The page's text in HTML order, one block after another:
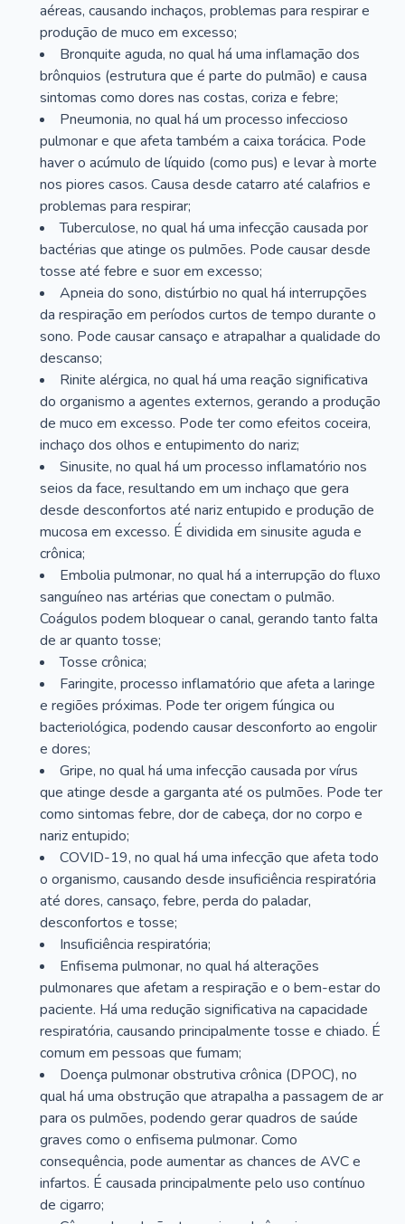
aéreas, causando inchaços, problemas para respirar e
produção de muco em excesso;
Bronquite aguda, no qual há uma inflamação dos
brônquios (estrutura que é parte do pulmão) e causa
sintomas como dores nas costas, coriza e febre;
Pneumonia, no qual há um processo infeccioso
pulmonar e que afeta também a caixa torácica. Pode
haver o acúmulo de líquido (como pus) e levar à morte
nos piores casos. Causa desde catarro até calafrios e
problemas para respirar;
Tuberculose, no qual há uma infecção causada por
bactérias que atinge os pulmões. Pode causar desde
tosse até febre e suor em excesso;
Apneia do sono, distúrbio no qual há interrupções
da respiração em períodos curtos de tempo durante o
sono. Pode causar cansaço e atrapalhar a qualidade do
descanso;
Rinite alérgica, no qual há uma reação significativa
do organismo a agentes externos, gerando a produção
de muco em excesso. Pode ter como efeitos coceira,
inchaço dos olhos e entupimento do nariz;
Sinusite, no qual há um processo inflamatório nos
seios da face, resultando em um inchaço que gera
desde desconfortos até nariz entupido e produção de
mucosa em excesso. É dividida em sinusite aguda e
crônica;
Embolia pulmonar, no qual há a interrupção do fluxo
sanguíneo nas artérias que conectam o pulmão.
Coágulos podem bloquear o canal, gerando tanto falta
de ar quanto tosse;
Tosse crônica;
Faringite, processo inflamatório que afeta a laringe
e regiões próximas. Pode ter origem fúngica ou
bacteriológica, podendo causar desconforto ao engolir
e dores;
Gripe, no qual há uma infecção causada por vírus
que atinge desde a garganta até os pulmões. Pode ter
como sintomas febre, dor de cabeça, dor no corpo e
nariz entupido;
COVID-19, no qual há uma infecção que afeta todo
o organismo, causando desde insuficiência respiratória
até dores, cansaço, febre, perda do paladar,
desconfortos e tosse;
Insuficiência respiratória;
Enfisema pulmonar, no qual há alterações
pulmonares que afetam a respiração e o bem-estar do
paciente. Há uma redução significativa na capacidade
respiratória, causando principalmente tosse e chiado. É
comum em pessoas que fumam;
Doença pulmonar obstrutiva crônica (DPOC), no
qual há uma obstrução que atrapalha a passagem de ar
para os pulmões, podendo gerar quadros de saúde
graves como o enfisema pulmonar. Como
consequência, pode aumentar as chances de AVC e
infartos. É causada principalmente pelo uso contínuo
de cigarro;